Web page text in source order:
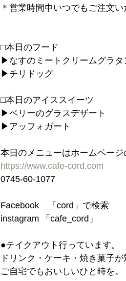
＊営業時間中いつでもご注文い
□本日のフード
▶︎なすのミートクリームグラ
▶︎チリドッグ
□本日のアイススイーツ
▶︎ベリーのグラスデザート
▶︎アッフォガート
本日のメニューはホームページ
https://www.cafe-cord.com
0745-60-1077
Facebook　「cord」で検索
instagram 「cafe_cord」
●テイクアウト行っています。
ドリンク・ケーキ・焼き菓子が
ご自宅でもおいしいひと時を。